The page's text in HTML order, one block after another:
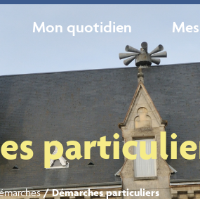
Mon quotidien
/Démarches particuliers